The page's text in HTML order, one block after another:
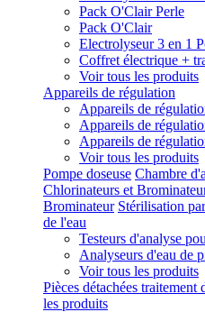
Pack O'Clair Perle
Pack O'Clair
Electrolyseur 3 en 1
Coffret électrique +
Voir tous les produits
Appareils de régulation
Appareils de
Appareils de
Appareils de
Voir tous les produits
Pompe doseuse Chambre
Chlorinateurs et
Brominateur Stérilisation
de l'eau
Testeurs d'analyse
Analyseurs d'eau de
Voir tous les produits
Pièces détachées traitement
les produits